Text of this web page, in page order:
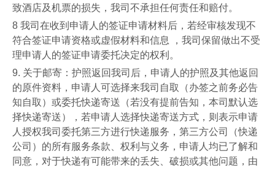
致酒店及机票的损失，我司不承担任何责任和赔付。
8 我司在收到申请人的签证申请材料后，若经审核发现不
符合签证申请资格或虚假材料和信息
，我司保留做出不受
理申请人的签证申请委托决定的权利。
9. 关于邮寄：护照返回我司后，申请人的护照及其他返回
的原件资料，申请人可选择来我司自取（办签之前务必告
知自取）或委托快递寄送（若没有提前告知，本司默认选
择快递寄送），若申请人选择快递寄送方式，则表示申请
人授权我司委托第三方进行快递服务，第三方公司（快递
公司）的所有服务条款、权利与义务，申请人均已了解和
同意，对于快递有可能带来的丢失、破损或其他问题，由